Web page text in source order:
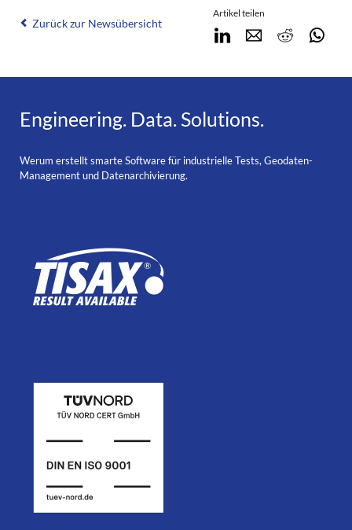
Artikel teilen
LinkedIn E-mail Reddit
Zurück zur Newsübersicht
Engineering. Data. Solutions.
Werum erstellt smarte Software für industrielle Tests, Geodaten-
Management und Datenarchivierung.